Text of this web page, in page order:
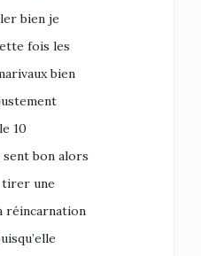
bien je
fois les
bien
10
sent bon alors
tirer une
réincarnation